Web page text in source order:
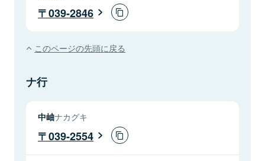
039-2846
このページの先頭に戻る
ナ行
中岫ナカグキ
039-2554